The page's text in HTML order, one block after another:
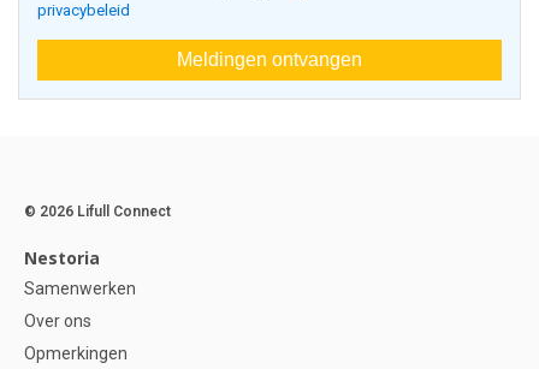
privacybeleid
Meldingen ontvangen
© 2026 Lifull Connect
Nestoria
Samenwerken
Over ons
Opmerkingen